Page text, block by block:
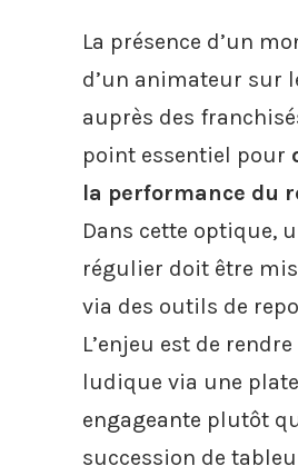
La présence d’un
d’un animateur sur
auprès des
point essentiel pour
la performance du
Dans cette optique,
régulier doit être
via des outils de
L’enjeu est de
ludique via une
engageante plutôt
succession de